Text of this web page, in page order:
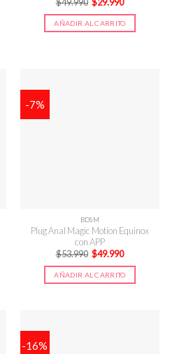
$49.990
precio
original
era:
$49.990.
$29.990
actual
es:
$29.990.
AÑADIR AL CARRITO
-7%
BDSM
Plug Anal Magic Motion Equinox
con APP
$53.990 El
precio
original
era:
$53.990.
$49.990El
actual
es:
$49.990.
AÑADIR AL CARRITO
-16%